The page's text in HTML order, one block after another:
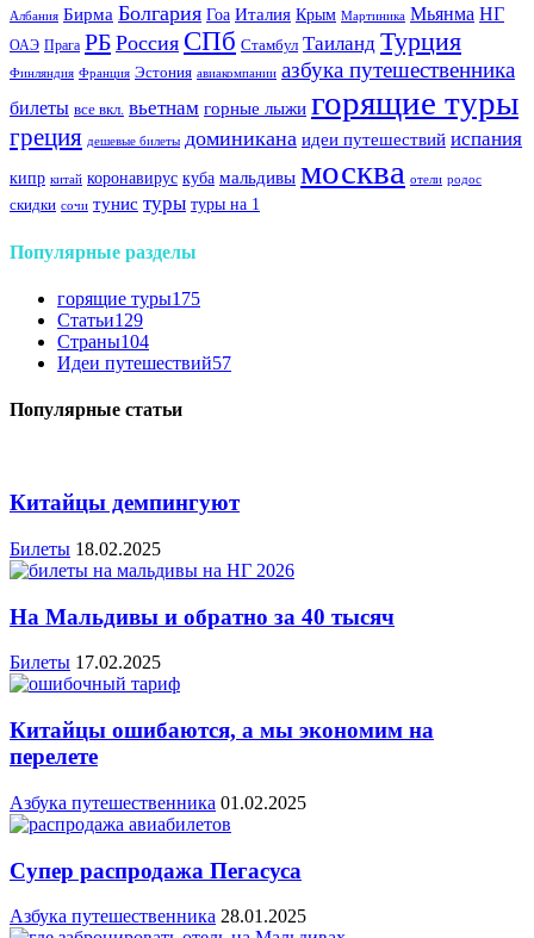
Албания Бирма Болгария Гоа Италия Крым Мартиника Мьянма НГ
ОАЭ Прага РБ Россия СПб Стамбул Таиланд Турция
Финляндия Франция Эстония авиакомпании азбука путешественника
билеты все вкл. вьетнам горные лыжи горящие туры
греция дешевые билеты доминикана идеи путешествий испания
кипр китай коронавирус куба мальдивы москва отели родос
скидки сочи тунис туры туры на 1
Популярные разделы
горящие туры175
Статьи129
Страны104
Идеи путешествий57
Популярные статьи
Китайцы демпингуют
Билеты 18.02.2025
На Мальдивы и обратно за 40 тысяч
Билеты 17.02.2025
Китайцы ошибаются, а мы экономим на
перелете
Азбука путешественника 01.02.2025
Супер распродажа Пегасуса
Азбука путешественника 28.01.2025